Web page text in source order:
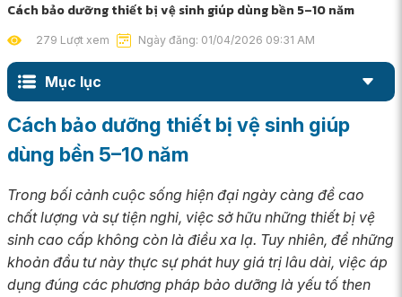
Cách bảo dưỡng thiết bị vệ sinh giúp dùng bền 5–10 năm
279 Lượt xem Ngày đăng: 01/04/2026 09:31 AM
Mục lục
Cách bảo dưỡng thiết bị vệ sinh giúp
dùng bền 5–10 năm
Trong bối cảnh cuộc sống hiện đại ngày càng đề cao
chất lượng và sự tiện nghi, việc sở hữu những thiết bị vệ
sinh cao cấp không còn là điều xa lạ. Tuy nhiên, để những
khoản đầu tư này thực sự phát huy giá trị lâu dài, việc áp
dụng đúng các phương pháp bảo dưỡng là yếu tố then